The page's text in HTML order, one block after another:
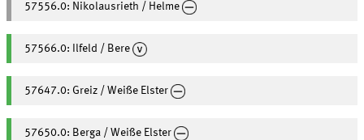
57556.0: Nikolausrieth / Helme
57566.0: Ilfeld / Bere
57647.0: Greiz / Weiße Elster
57650.0: Berga / Weiße Elster